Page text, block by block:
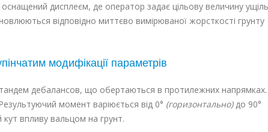
дисплеєм, де оператор задає цільову величину
відповідно миттєво вимірюваної жорсткості грунту
модифікації параметрів
дебалансов, що обертаються в протилежних напрямках.
момент варіюється від 0° (горизонтально)до 90°
впливу вальцом на грунт.